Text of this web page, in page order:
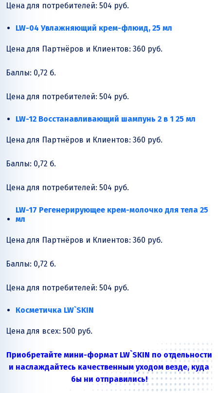
Цена для потребителей: 504 руб.
LW-04 Увлажняющий крем-флюид, 25 мл
Цена для Партнёров и Клиентов: 360 руб.
Баллы: 0,72 б.
Цена для потребителей: 504 руб.
LW-12 Восстанавливающий шампунь 2 в 1 25 мл
Цена для Партнёров и Клиентов: 360 руб.
Баллы: 0,72 б.
Цена для потребителей: 504 руб.
LW-17 Регенерирующее крем-молочко для тела 25
мл
Цена для Партнёров и Клиентов: 360 руб.
Баллы: 0,72 б.
Цена для потребителей: 504 руб.
Косметичка LW`SKIN
Цена для всех: 500 руб.
Приобретайте мини-формат LW`SKIN по отдельности
и наслаждайтесь качественным уходом везде, куда
бы ни отправились!